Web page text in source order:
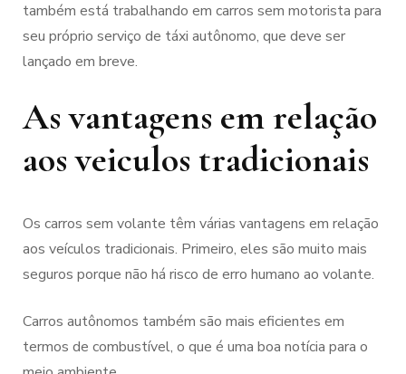
também está trabalhando em carros sem motorista para
seu próprio serviço de táxi autônomo, que deve ser
lançado em breve.
As vantagens em relação
aos veiculos tradicionais
Os carros sem volante têm várias vantagens em relação
aos veículos tradicionais. Primeiro, eles são muito mais
seguros porque não há risco de erro humano ao volante.
Carros autônomos também são mais eficientes em
termos de combustível, o que é uma boa notícia para o